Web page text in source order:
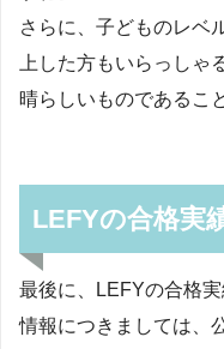
さらに、子どものレベ
上した方もいらっし
晴らしいものであるこ
LEFYの合格実
最後に、LEFYの合格
情報につきましては、